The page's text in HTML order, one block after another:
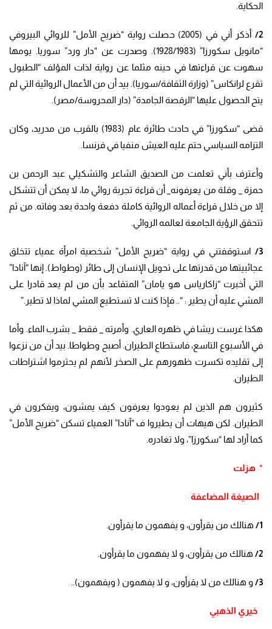
الحكاية.
2/
أذكر أني في (2005) حصلت رواية “ضريح الأمل” للروائي البيروفي
“مانويل سكورزا” (1928/1983). وصدرت عن “دار ورد” سوريا. يومها
سهوت عن قراءتها في حينه مثلما عن رواية لذات المؤلف “الطبول
تقرع لرانكاس” (وزارة الثقافة/سوريا). بيد أن من الأعمال الروائية التي لم
يتح الحصول عليها “الرقصة الجامدة” (دار المحروسة/مصر).
قضى “سكورزا” في حادث طائرة عام (1983) بالقرب من مدريد، وكان
التزامه السياسي حتم عليه العيش منفيا في فرنسا.
وأعترف بأني تعلمت من الصديق الشاعر والتشكيلي عبد الرحمن بن
حمزة _ وقلة من يعرفونه_ أن قراءة تجربة روائي ما، لا يمكن أن تتشكل
إلا من خلال قراءة أعماله الروائية كاملة دفعة واحدة بعد وفاته. من ثم
تتحقق الرؤية الجامعة لعالمه الروائي.
3/
استوقفتني في رواية “ضريح الأمل” شخصية امرأة عمياء تتخلق
عجائبيتها من قدرتها على تحويل الإنسان إلى طائر (وطواط). إنها “آنادا”
التي أخبرت “زاكارياس هو يامان” المتقاعد بأن من لم يعد قادرا على
المشي عليه أن يطير : “.. فإذا كنت لا تستطيع المشي لماذا لا تطير.”
هكذا غرست ريشا في ظهره العاري. وأمرته _ فقط _ بشرب الماء. وأما
في الأسبوع التاسع، فاستطاع الطيران. أصبح وطواطا. بيد أن من نزعوا
إلى تقليده تكسرت ظهورهم على الصخر لأنهم لم يحترموا اشتراطات
الطيران.
كثيرون هم الذين لم يعودوا يعرفون كيف يمشون، ويفكرون في
الطيران. لكن هيهات أن يطيروا ف “آنادا” العمياء تسكن “ضريح الأمل”
كما أراد لها “سكورزا”، ولا تغادره.
* هزلت
الصيغة المضاعفة
1/ هنالك من يقرأون، و يفهمون ما يقرأون.
2/ هنالك من يقرأون، و لا يفهمون ما يقرأون.
3/ و هنالك من لا يقرأون، و لا يفهمون ( ويفهمون)..
خيري الذهبي